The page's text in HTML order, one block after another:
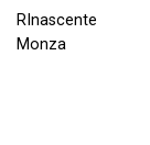
RInascente
Monza